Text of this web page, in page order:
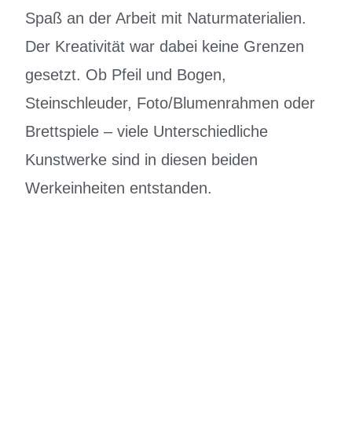
Spaß an der Arbeit mit Naturmaterialien.
Der Kreativität war dabei keine Grenzen
gesetzt. Ob Pfeil und Bogen,
Steinschleuder, Foto/Blumenrahmen oder
Brettspiele – viele Unterschiedliche
Kunstwerke sind in diesen beiden
Werkeinheiten entstanden.